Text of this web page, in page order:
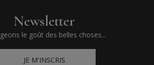
Newsletter
le goût des belles choses...
JE M'INSCRIS